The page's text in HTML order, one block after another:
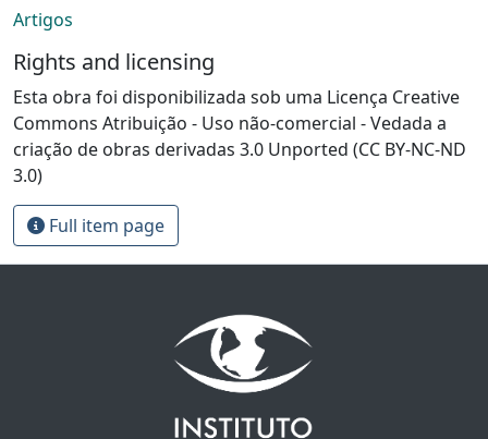
Artigos
Rights and licensing
Esta obra foi disponibilizada sob uma Licença Creative
Commons Atribuição - Uso não-comercial - Vedada a
criação de obras derivadas 3.0 Unported (CC BY-NC-ND
3.0)
Full item page